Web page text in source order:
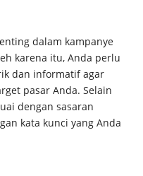
dalam kampanye
karena itu, Anda perlu
dan informatif agar
pasar Anda. Selain
dengan sasaran
kata kunci yang Anda